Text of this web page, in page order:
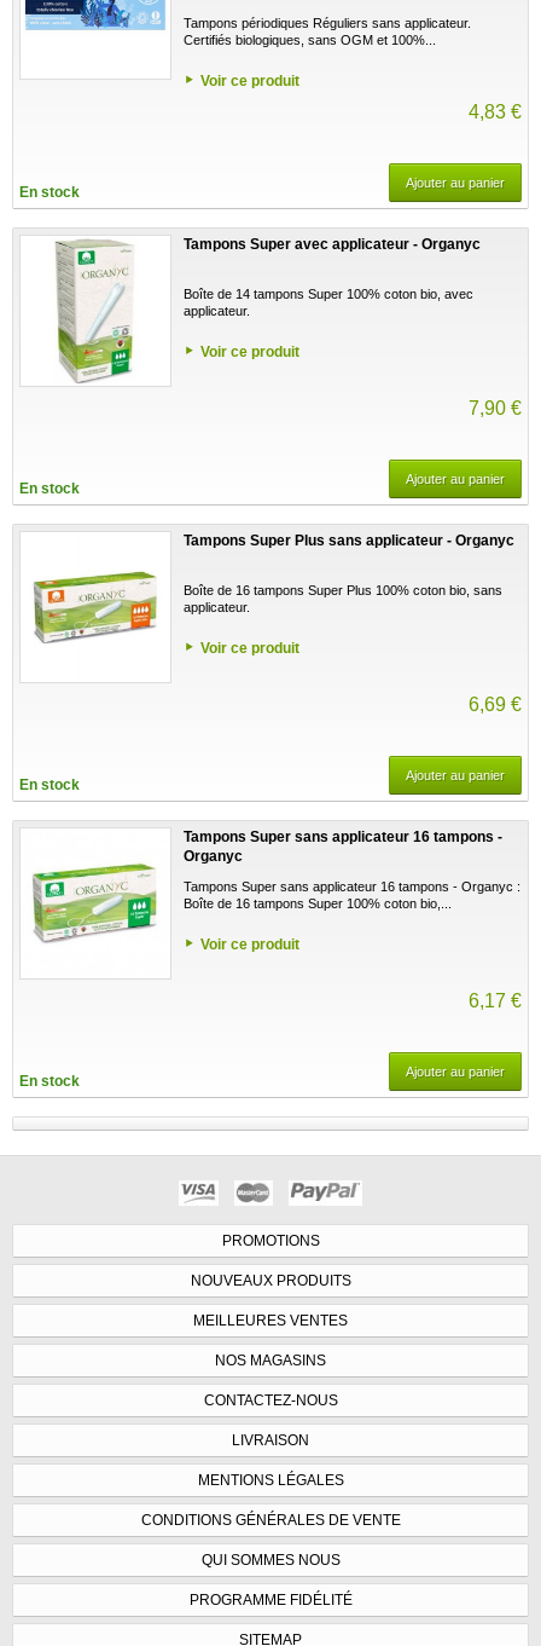
Tampons périodiques Réguliers sans applicateur.
Certifiés biologiques, sans OGM et 100%...
Voir ce produit
4,83 €
En stock
Ajouter au panier
Tampons Super avec applicateur - Organyc
Boîte de 14 tampons Super 100% coton bio, avec
applicateur.
Voir ce produit
7,90 €
En stock
Ajouter au panier
Tampons Super Plus sans applicateur - Organyc
Boîte de 16 tampons Super Plus 100% coton bio, sans
applicateur.
Voir ce produit
6,69 €
En stock
Ajouter au panier
Tampons Super sans applicateur 16 tampons -
Organyc
Tampons Super sans applicateur 16 tampons - Organyc :
Boîte de 16 tampons Super 100% coton bio,...
Voir ce produit
6,17 €
En stock
Ajouter au panier
PROMOTIONS
NOUVEAUX PRODUITS
MEILLEURES VENTES
NOS MAGASINS
CONTACTEZ-NOUS
LIVRAISON
MENTIONS LÉGALES
CONDITIONS GÉNÉRALES DE VENTE
QUI SOMMES NOUS
PROGRAMME FIDÉLITÉ
SITEMAP